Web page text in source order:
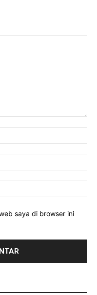
saya di browser ini